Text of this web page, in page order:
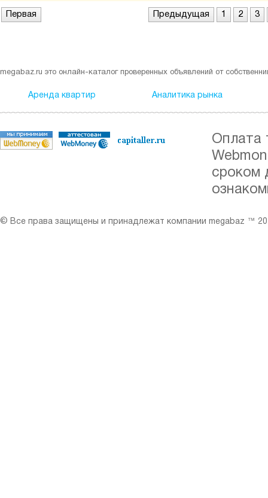
Первая Предыдущая 1 2 3
megabaz.ru это онлайн-каталог проверенных объявлений от
Аренда квартир Аналитика рынка
Оплата
сроком
© Все права защищены и принадлежат компании megabaz ™